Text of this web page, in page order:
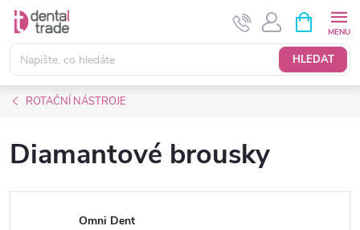
Přejít
obsah
HLEDAT
NÁKUPNÍ
KOŠÍK
ROTAČNÍ NÁSTROJE
Diamantové brousky
Omni Dent